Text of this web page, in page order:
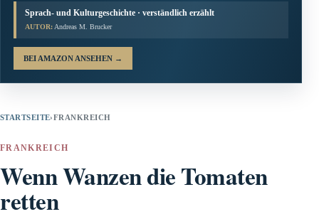
Sprach- und Kulturgeschichte · verständlich erzählt
AUTOR: Andreas M. Brucker
BEI AMAZON ANSEHEN →
STARTSEITE›FRANKREICH
FRANKREICH
Wenn Wanzen die Tomaten
retten